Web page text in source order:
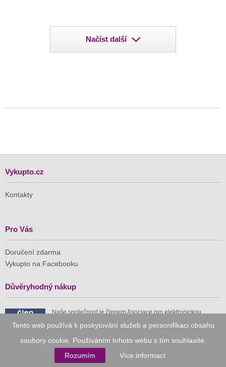
Tento web používá k poskytování služeb a personifikaci obsahu
soubory cookie. Používáním tohoto webu s tím souhlasíte.
Rozumím
Více informací
Načíst další
Vykupto.cz
Kontakty
Pro Vás
Doručení zdarma
Vykupto na Facebooku
Důvěryhodný nákup
Naše společnost je členem Asociace pro elektronickou